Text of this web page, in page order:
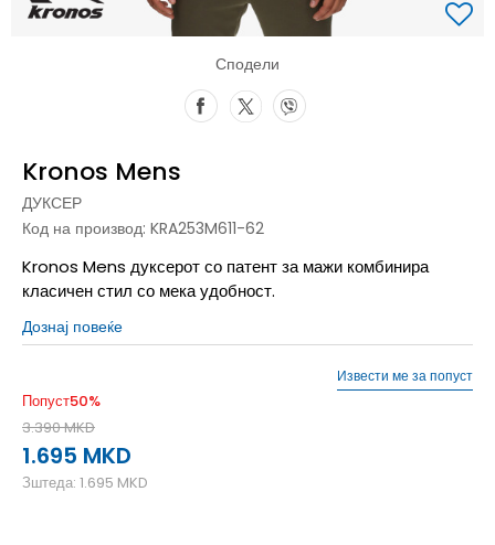
Сподели
Kronos Mens
ДУКСЕР
Код на производ: KRA253M611-62
Kronos Mens дуксерот со патент за мажи комбинира
класичен стил со мека удобност.
Дознај повеќе
Попуст50%
3.390MKD
1.695 MKD
Зштеда: 1.695 MKD
Извести ме за попуст